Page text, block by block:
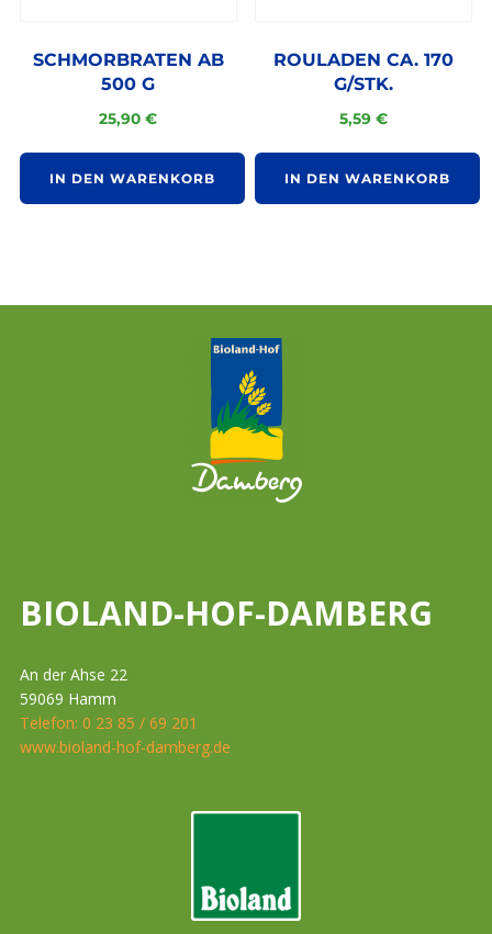
SCHMORBRATEN AB
500 G
25,90€
IN DEN WARENKORB
ROULADEN CA. 170
G/STK.
5,59€
IN DEN WARENKORB
BIOLAND-HOF-DAMBERG
An der Ahse 22
59069 Hamm
Telefon: 0 23 85 / 69 201
www.bioland-hof-damberg.de